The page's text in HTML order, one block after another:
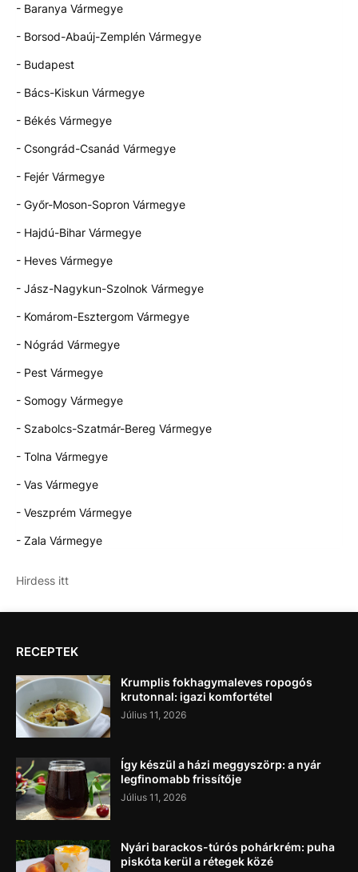
- Baranya Vármegye
- Borsod-Abaúj-Zemplén Vármegye
- Budapest
- Bács-Kiskun Vármegye
- Békés Vármegye
- Csongrád-Csanád Vármegye
- Fejér Vármegye
- Győr-Moson-Sopron Vármegye
- Hajdú-Bihar Vármegye
- Heves Vármegye
- Jász-Nagykun-Szolnok Vármegye
- Komárom-Esztergom Vármegye
- Nógrád Vármegye
- Pest Vármegye
- Somogy Vármegye
- Szabolcs-Szatmár-Bereg Vármegye
- Tolna Vármegye
- Vas Vármegye
- Veszprém Vármegye
- Zala Vármegye
Hirdess itt
RECEPTEK
Krumplis fokhagymaleves ropogós
krutonnal: igazi komfortétel
Július 11, 2026
Így készül a házi meggyszörp: a nyár
legfinomabb frissítője
Július 11, 2026
Nyári barackos-túrós pohárkrém: puha
piskóta kerül a rétegek közé